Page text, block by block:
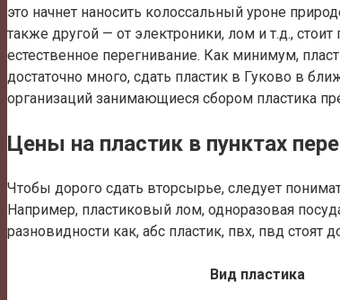
это начнет наносить колоссальный уроне
также другой — от электроники, лом и т.д.,
естественное перегнивание. Как минимум,
достаточно много, сдать пластик в Гуково в
организаций занимающиеся сбором пластика
Цены на пластик в пунктах
Чтобы дорого сдать вторсырье, следует
Например, пластиковый лом, одноразовая
разновидности как, абс пластик, пвх, пвд
Вид пластика